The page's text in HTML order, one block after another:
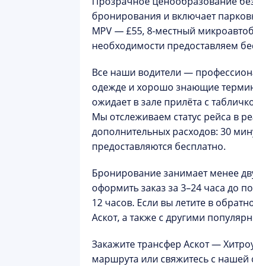
бронирования и включает
MPV — £55, 8-местный
необходимости предоставляем
Все наши водители —
одежде и хорошо знающие
ожидает в зале прилёта с
Мы отслеживаем статус рейса в
дополнительных расходов: 30
предоставляются бесплатно.
Бронирование занимает менее
оформить заказ за 3–24 часа до
12 часов. Если вы летите в
Аскот, а также с другими
Закажите трансфер Аскот —
маршрута или свяжитесь с